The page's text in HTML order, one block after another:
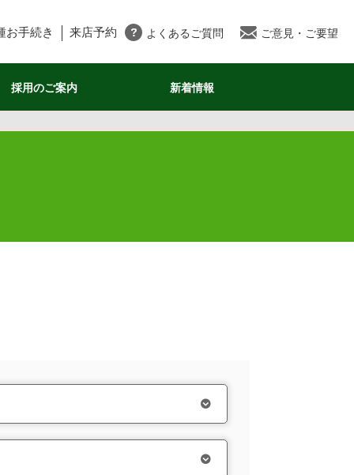
よくあるご質問 ご意見・ご要望
お手続き 来店予約
採用のご案内 新着情報